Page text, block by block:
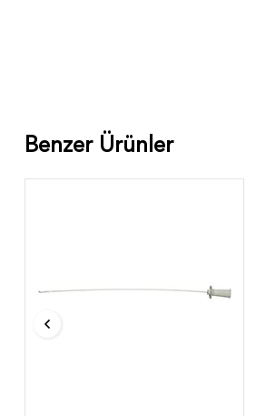
Benzer Ürünler